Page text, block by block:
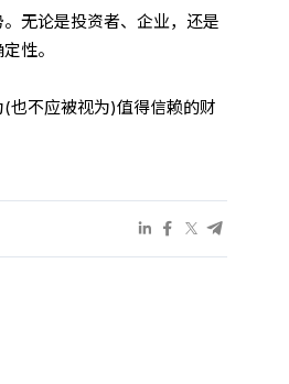
无论是投资者、企业，还是
性。
(也不应被视为)值得信赖的财